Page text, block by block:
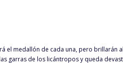
medallón de cada una, pero brillarán
garras de los licántropos y queda
dolor hace que Dominik le demuestre